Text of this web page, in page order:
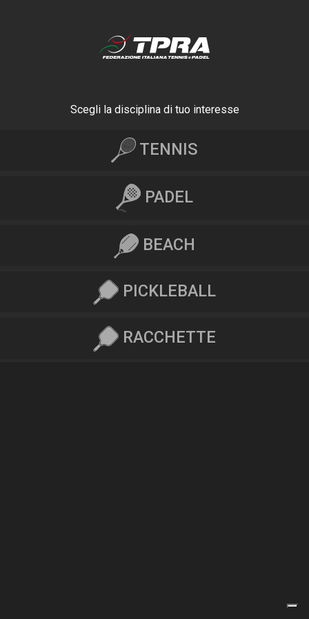
Scegli la disciplina di tuo interesse
TENNIS
PADEL
BEACH
PICKLEBALL
RACCHETTE